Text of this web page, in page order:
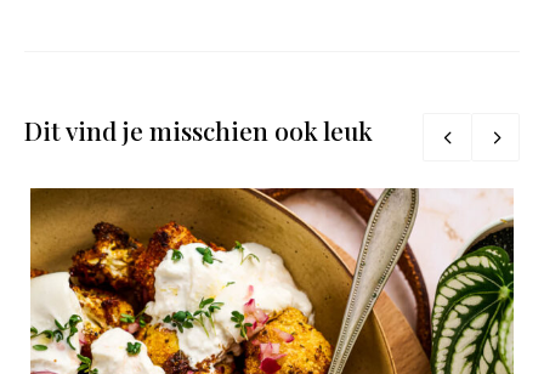
Dit vind je misschien ook leuk